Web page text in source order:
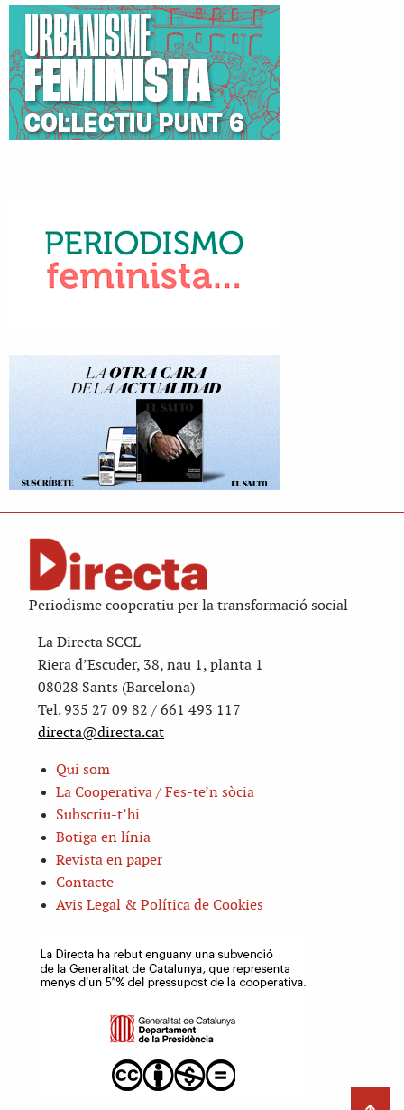
Periodisme cooperatiu per la transformació social
La Directa SCCL
Riera d’Escuder, 38, nau 1, planta 1
08028 Sants (Barcelona)
Tel. 935 27 09 82 / 661 493 117
directa@directa.cat
Qui som
La Cooperativa / Fes-te’n sòcia
Subscriu-t’hi
Botiga en línia
Revista en paper
Contacte
Avis Legal & Política de Cookies